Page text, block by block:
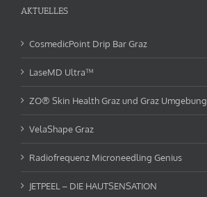
AKTUELLES
CosmedicPoint Drip Bar Graz
LaseMD Ultra™
ZO® Skin Health Graz und Graz Umgebung
VelaShape Graz
Radiofrequenz Microneedling Genius
JETPEEL – DIE HAUTSENSATION